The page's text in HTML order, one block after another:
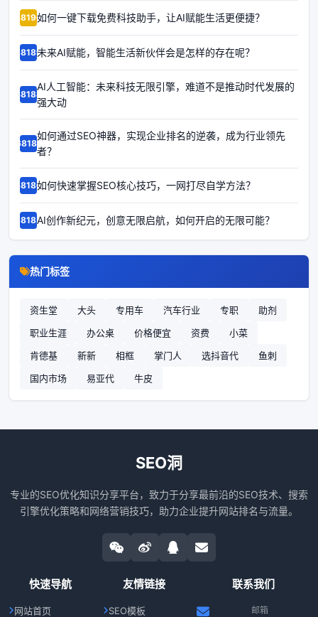
68190如何一键下载免费科技助手，让AI赋能生活更便捷？
68189未来AI赋能，智能生活新伙伴会是怎样的存在呢？
68188
AI人工智能：未来科技无限引擎，难道不是推动时代发展的
强大动
68187
如何通过SEO神器，实现企业排名的逆袭，成为行业领先
者？
68186如何快速掌握SEO核心技巧，一网打尽自学方法？
68185AI创作新纪元，创意无限启航，如何开启的无限可能？
热门标签
资生堂 大头 专用车 汽车行业 专职
助剂
职业生涯
办公桌 价格便宜 资费
小菜
肯德基
新新 相框 掌门人 选抖音代
鱼刺
国内市场
易亚代 牛皮
SEO洞
专业的SEO优化知识分享平台，致力于分享最前沿的SEO技术、搜索
引擎优化策略和网络营销技巧，助力企业提升网站排名与流量。
快速导航
网站首页
友情链接
SEO模板
联系我们
邮箱